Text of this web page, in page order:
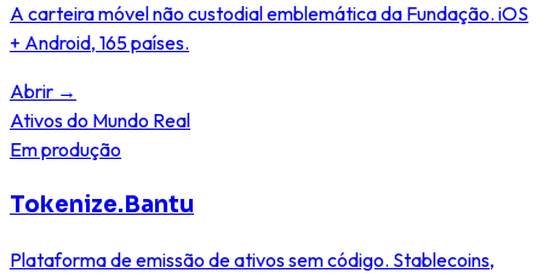
A carteira móvel não custodial emblemática da Fundação. iOS
+ Android, 165 países.
Abrir →
Ativos do Mundo Real
Em produção
Tokenize.Bantu
Plataforma de emissão de ativos sem código. Stablecoins,